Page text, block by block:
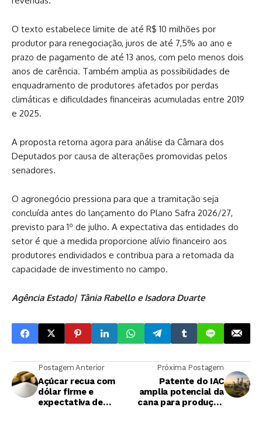
O texto estabelece limite de até R$ 10 milhões por
produtor para renegociação, juros de até 7,5% ao ano e
prazo de pagamento de até 13 anos, com pelo menos dois
anos de carência. Também amplia as possibilidades de
enquadramento de produtores afetados por perdas
climáticas e dificuldades financeiras acumuladas entre 2019
e 2025.
A proposta retorna agora para análise da Câmara dos
Deputados por causa de alterações promovidas pelos
senadores.
O agronegócio pressiona para que a tramitação seja
concluída antes do lançamento do Plano Safra 2026/27,
previsto para 1º de julho. A expectativa das entidades do
setor é que a medida proporcione alívio financeiro aos
produtores endividados e contribua para a retomada da
capacidade de investimento no campo.
Agência Estado| Tânia Rabello e Isadora Duarte
Postagem Anterior
Açúcar recua com
dólar firme e
expectativa de
Próxima Postagem
Patente do IAC
amplia potencial da
cana para produção